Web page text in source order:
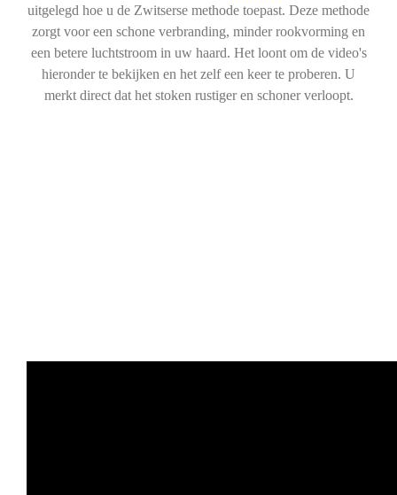
uitgelegd hoe u de Zwitserse methode toepast. Deze methode
zorgt voor een schone verbranding, minder rookvorming en
een betere luchtstroom in uw haard. Het loont om de video's
hieronder te bekijken en het zelf een keer te proberen. U
merkt direct dat het stoken rustiger en schoner verloopt.